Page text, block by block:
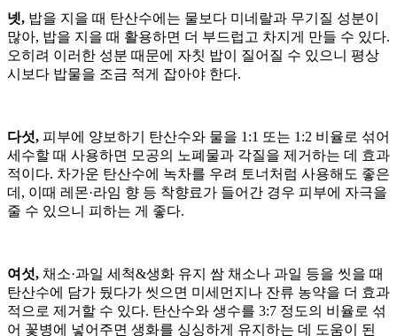
넷, 밥을 지을 때 탄산수에는 물보다 미네랄과 무기질 성분이
많아, 밥을 지을 때 활용하면 더 부드럽고 차지게 만들 수 있다.
오히려 이러한 성분 때문에 자칫 밥이 질어질 수 있으니 평상
시보다 밥물을 조금 적게 잡아야 한다.
다섯, 피부에 양보하기 탄산수와 물을 1:1 또는 1:2 비율로 섞어
세수할 때 사용하면 모공의 노폐물과 각질을 제거하는 데 효과
적이다. 차가운 탄산수에 녹차를 우려 토너처럼 사용해도 좋은
데, 이때 레몬·라임 향 등 착향료가 들어간 경우 피부에 자극을
줄 수 있으니 피하는 게 좋다.
여섯, 채소·과일 세척&생화 유지 쌈 채소나 과일 등을 씻을 때
탄산수에 담가 뒀다가 씻으면 미세먼지나 잔류 농약을 더 효과
적으로 제거할 수 있다. 탄산수와 생수를 3:7 정도의 비율로 섞
어 꽃병에 넣어주면 생화를 싱싱하게 유지하는 데 도움이 된